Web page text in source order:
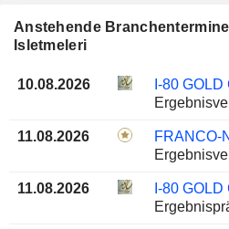
Anstehende
Isletmeleri
10.08.2026
I-80 GOLD
11.08.2026
11.08.2026
I-80 GOLD